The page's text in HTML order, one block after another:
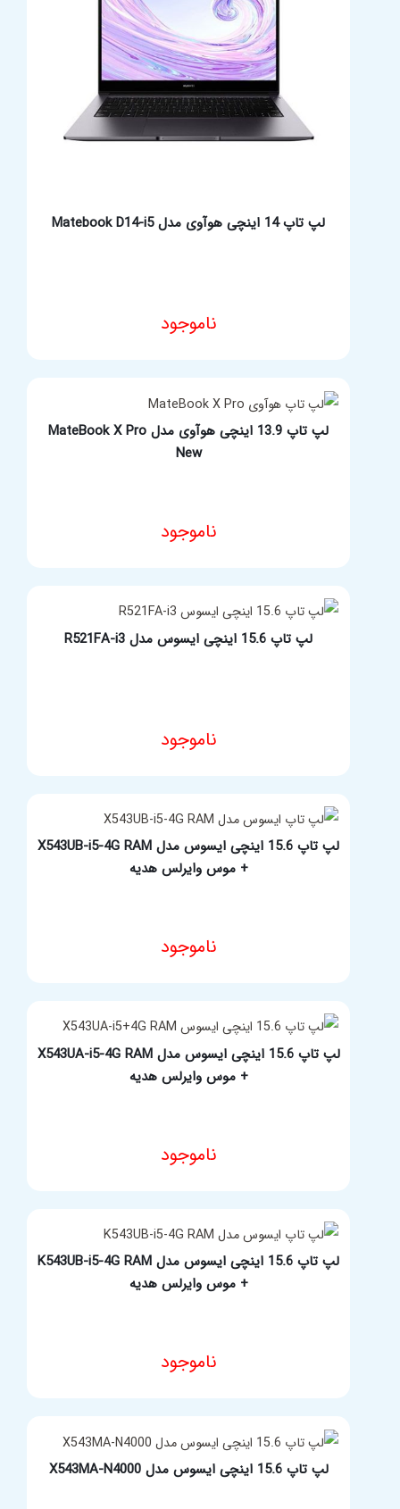
لپ تاپ 14 اینچی هوآوی مدل Matebook D14-i5
ناموجود
لپ تاپ 13.9 اینچی هوآوی مدل MateBook X Pro
New
ناموجود
لپ تاپ 15.6 اینچی ایسوس مدل R521FA-i3
ناموجود
لپ تاپ 15.6 اینچی ایسوس مدل X543UB-i5-4G RAM
+ موس وایرلس هدیه
ناموجود
لپ تاپ 15.6 اینچی ایسوس مدل X543UA-i5-4G RAM
+ موس وایرلس هدیه
ناموجود
لپ تاپ 15.6 اینچی ایسوس مدل K543UB-i5-4G RAM
+ موس وایرلس هدیه
ناموجود
لپ تاپ 15.6 اینچی ایسوس مدل X543MA-N4000